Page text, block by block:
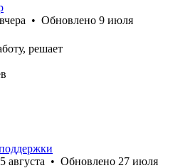
вчера • Обновлено 9 июля
решает
5 августа • Обновлено 27 июля